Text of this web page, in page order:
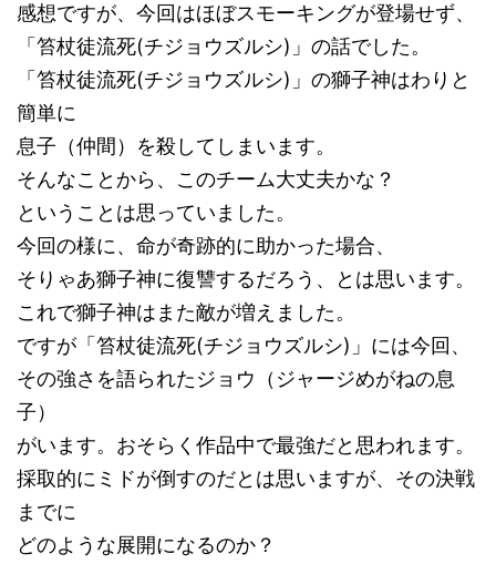
感想ですが、今回はほぼスモーキングが登場せず、
「笞杖徒流死(チジョウズルシ)」の話でした。
「笞杖徒流死(チジョウズルシ)」の獅子神はわりと
簡単に
息子（仲間）を殺してしまいます。
そんなことから、このチーム大丈夫かな？
ということは思っていました。
今回の様に、命が奇跡的に助かった場合、
そりゃあ獅子神に復讐するだろう、とは思います。
これで獅子神はまた敵が増えました。
ですが「笞杖徒流死(チジョウズルシ)」には今回、
その強さを語られたジョウ（ジャージめがねの息
子）
がいます。おそらく作品中で最強だと思われます。
採取的にミドが倒すのだとは思いますが、その決戦
までに
どのような展開になるのか？